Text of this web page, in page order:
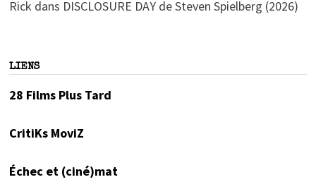
Rick dans DISCLOSURE DAY de Steven Spielberg (2026)
LIENS
28 Films Plus Tard
CritiKs MoviZ
Échec et (ciné)mat